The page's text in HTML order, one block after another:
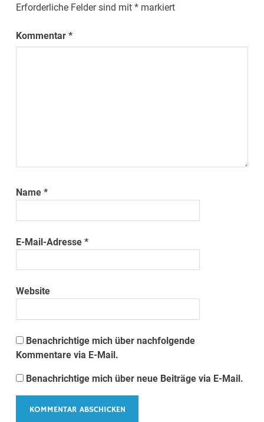
Erforderliche Felder sind mit* markiert
Kommentar*
Name*
E-Mail-Adresse*
Website
Benachrichtige mich über nachfolgende
Kommentare via E-Mail.
Benachrichtige mich über neue Beiträge via E-Mail.